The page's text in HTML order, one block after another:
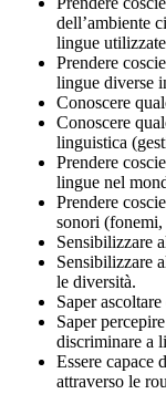
dell’ambiente
lingue
Prendere
lingue diverse
Conoscere
Conoscere
linguistica
Prendere
lingue nel
Prendere
sonori
Sensibilizzare
Sensibilizzare
le diversità.
Saper
Saper
discriminare a
Essere capace
attraverso le